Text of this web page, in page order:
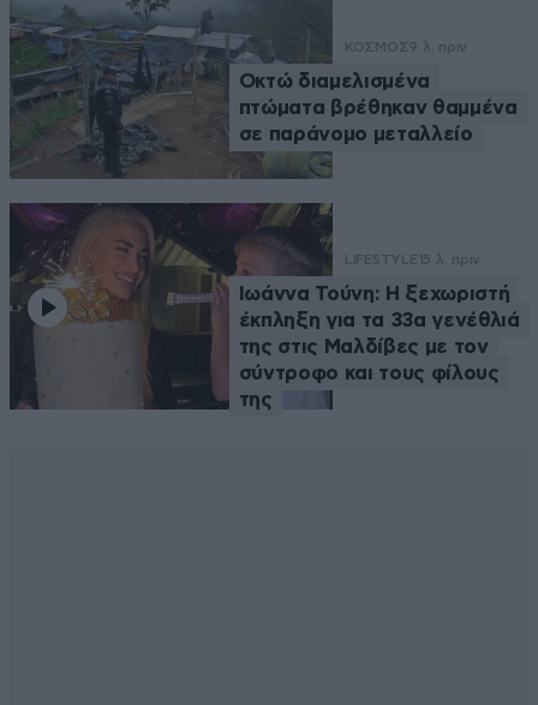
ΚΟΣΜΟΣ9 λ. πριν
Οκτώ διαμελισμένα
πτώματα βρέθηκαν θαμμένα
σε παράνομο μεταλλείο
LIFESTYLE 15 λ. πριν
Ιωάννα Τούνη: Η ξεχωριστή
έκπληξη για τα 33α γενέθλιά
της στις Μαλδίβες με τον
σύντροφο και τους φίλους
της